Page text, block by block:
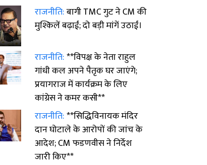
राजनीति:बागी TMC गुट ने CM की
मुश्किलें बढ़ाईं; दो बड़ी मांगें उठाईं।
राजनीति:**विपक्ष के नेता राहुल
गांधी कल अपने पैतृक घर जाएंगे;
प्रयागराज में कार्यक्रम के लिए
कांग्रेस ने कमर कसी**
राजनीति:**सिद्धिविनायक मंदिर
दान घोटाले के आरोपों की जांच के
आदेश; CM फडणवीस ने निर्देश
जारी किए**